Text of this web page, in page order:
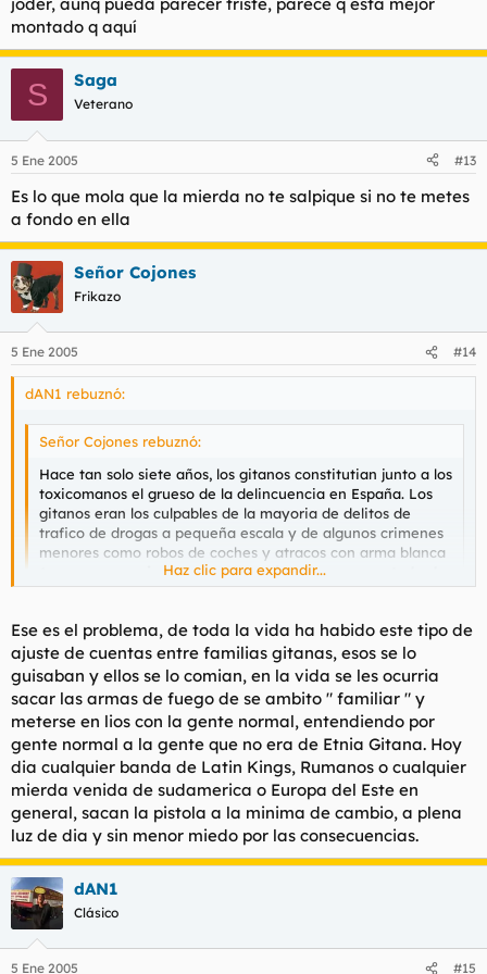
empresas. Y no sólo eso, IMPIDE que haya delincuencia menor
en las calles. Aquí no hay atracos, no hay navajeros, no hay
mierda en las calles porque ellos no lo permiten. La
prostitución está donde tiene que estar, la mierda para
colocarse se pilla donde tiene que pillarse... y todos contentos.
montado q aquí
S Saga
Veterano
5 Ene 2005 #13
Es lo que mola que la mierda no te salpique si no te metes
a fondo en ella
Señor Cojones
Frikazo
5 Ene 2005 #14
dAN1 rebuznó:
Señor Cojones rebuznó:
Hace tan solo siete años, los gitanos constitutian junto a los
toxicomanos el grueso de la delincuencia en España. Los
gitanos eran los culpables de la mayoria de delitos de
trafico de drogas a pequeña escala y de algunos crimenes
menores como robos de coches y atracos con arma blanca
( en raras ocasiones se usaban pistolas como metodo de
intimidacion )los toxicomanos por su parte tenian gran
particulares.. etc ) Esta claro que el trafico a mayor escala,
la droga que venia por galicia y por el estrecho estaba ahi,
pero ese problema no afectaba al grueso de la poblacion
como algo que les tocara directamente.
Por desgracia actualmente yo si he visto(no padecido) y se de
gente que incluso le han llegado a amenazar con pistolas. Eso
si, para el tema de usarlas por ahora si que últimamente hay
mucho follón y cada dos por tres hay familias rivales
pegándose tiros, mientras solo sea entre ellos ...
Haz clic para expandir...
Ese es el problema, de toda la vida ha habido este tipo de
ajuste de cuentas entre familias gitanas, esos se lo
guisaban y ellos se lo comian, en la vida se les ocurria
sacar las armas de fuego de se ambito " familiar " y
meterse en lios con la gente normal, entendiendo por
gente normal a la gente que no era de Etnia Gitana. Hoy
dia cualquier banda de Latin Kings, Rumanos o cualquier
mierda venida de sudamerica o Europa del Este en
general, sacan la pistola a la minima de cambio, a plena
luz de dia y sin menor miedo por las consecuencias.
dAN1
Clásico
5 Ene 2005 #15